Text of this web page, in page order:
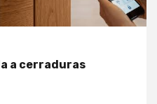
a cerraduras